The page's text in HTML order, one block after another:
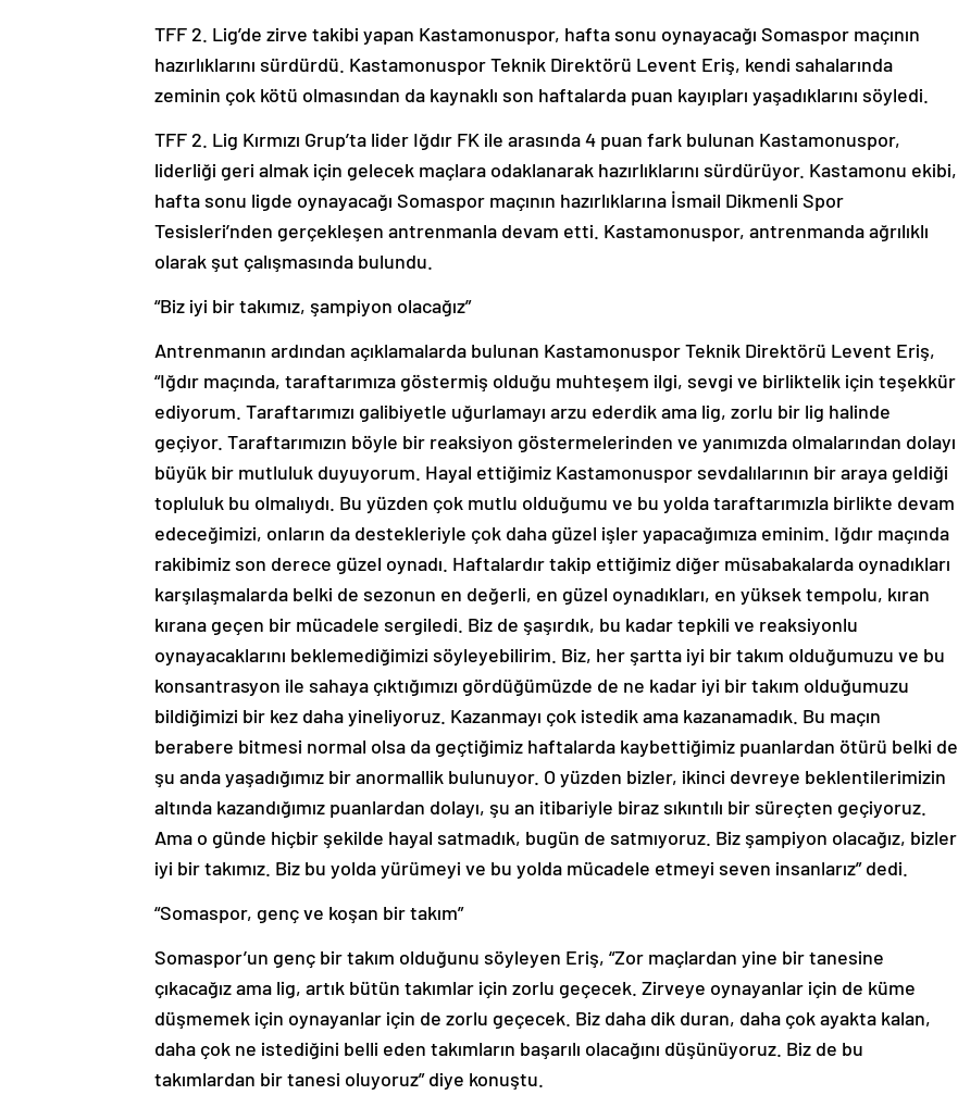
TFF 2. Lig’de zirve takibi yapan Kastamonuspor, hafta sonu oynayacağı Somaspor maçının
hazırlıklarını sürdürdü. Kastamonuspor Teknik Direktörü Levent Eriş, kendi sahalarında
zeminin çok kötü olmasından da kaynaklı son haftalarda puan kayıpları yaşadıklarını söyledi.
TFF 2. Lig Kırmızı Grup’ta lider Iğdır FK ile arasında 4 puan fark bulunan Kastamonuspor,
liderliği geri almak için gelecek maçlara odaklanarak hazırlıklarını sürdürüyor. Kastamonu ekibi,
hafta sonu ligde oynayacağı Somaspor maçının hazırlıklarına İsmail Dikmenli Spor
Tesisleri’nden gerçekleşen antrenmanla devam etti. Kastamonuspor, antrenmanda ağrılıklı
olarak şut çalışmasında bulundu.
“Biz iyi bir takımız, şampiyon olacağız”
Antrenmanın ardından açıklamalarda bulunan Kastamonuspor Teknik Direktörü Levent Eriş,
“Iğdır maçında, taraftarımıza göstermiş olduğu muhteşem ilgi, sevgi ve birliktelik için teşekkür
ediyorum. Taraftarımızı galibiyetle uğurlamayı arzu ederdik ama lig, zorlu bir lig halinde
geçiyor. Taraftarımızın böyle bir reaksiyon göstermelerinden ve yanımızda olmalarından dolayı
büyük bir mutluluk duyuyorum. Hayal ettiğimiz Kastamonuspor sevdalılarının bir araya geldiği
topluluk bu olmalıydı. Bu yüzden çok mutlu olduğumu ve bu yolda taraftarımızla birlikte devam
edeceğimizi, onların da destekleriyle çok daha güzel işler yapacağımıza eminim. Iğdır maçında
rakibimiz son derece güzel oynadı. Haftalardır takip ettiğimiz diğer müsabakalarda oynadıkları
karşılaşmalarda belki de sezonun en değerli, en güzel oynadıkları, en yüksek tempolu, kıran
kırana geçen bir mücadele sergiledi. Biz de şaşırdık, bu kadar tepkili ve reaksiyonlu
oynayacaklarını beklemediğimizi söyleyebilirim. Biz, her şartta iyi bir takım olduğumuzu ve bu
konsantrasyon ile sahaya çıktığımızı gördüğümüzde de ne kadar iyi bir takım olduğumuzu
bildiğimizi bir kez daha yineliyoruz. Kazanmayı çok istedik ama kazanamadık. Bu maçın
berabere bitmesi normal olsa da geçtiğimiz haftalarda kaybettiğimiz puanlardan ötürü belki de
şu anda yaşadığımız bir anormallik bulunuyor. O yüzden bizler, ikinci devreye beklentilerimizin
altında kazandığımız puanlardan dolayı, şu an itibariyle biraz sıkıntılı bir süreçten geçiyoruz.
Ama o günde hiçbir şekilde hayal satmadık, bugün de satmıyoruz. Biz şampiyon olacağız, bizler
iyi bir takımız. Biz bu yolda yürümeyi ve bu yolda mücadele etmeyi seven insanlarız” dedi.
“Somaspor, genç ve koşan bir takım”
Somaspor’un genç bir takım olduğunu söyleyen Eriş, “Zor maçlardan yine bir tanesine
çıkacağız ama lig, artık bütün takımlar için zorlu geçecek. Zirveye oynayanlar için de küme
düşmemek için oynayanlar için de zorlu geçecek. Biz daha dik duran, daha çok ayakta kalan,
daha çok ne istediğini belli eden takımların başarılı olacağını düşünüyoruz. Biz de bu
takımlardan bir tanesi oluyoruz” diye konuştu.